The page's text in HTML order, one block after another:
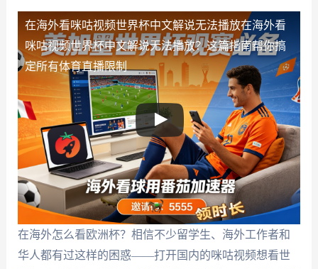
在海外看咪咕视频世界杯中文解说无法播放在海外看
咪咕视频世界杯中文解说无法播放？这篇指南帮你搞
定所有体育直播限制
在海外怎么看欧洲杯？相信不少留学生、海外工作者和
华人都有过这样的困惑——打开国内的咪咕视频想看世